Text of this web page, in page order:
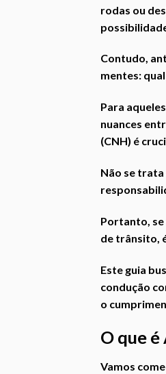
rodas ou
Contudo,
mentes:
Para
nuances
(CNH) é
Não se trata
Portanto, se
de trânsito,
Este guia
condução
o
O que é
Vamos